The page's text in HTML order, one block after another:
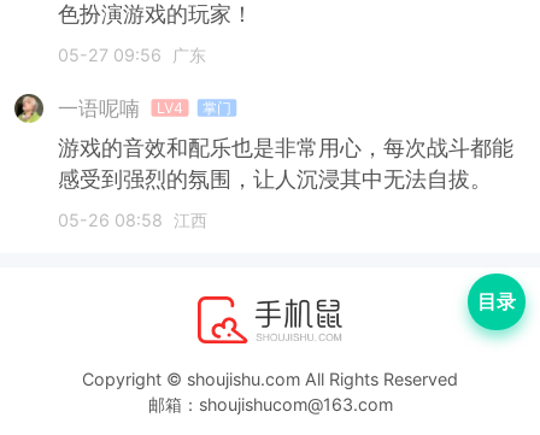
色扮演游戏的玩家！
05-27 09:56 广东
一语呢喃 LV4 掌门
游戏的音效和配乐也是非常用心，每次战斗都能
感受到强烈的氛围，让人沉浸其中无法自拔。
05-26 08:58 江西
目录
Copyright © shoujishu.com All Rights Reserved
邮箱：shoujishucom@163.com